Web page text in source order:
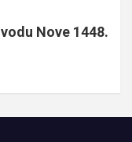
Nove 1448.